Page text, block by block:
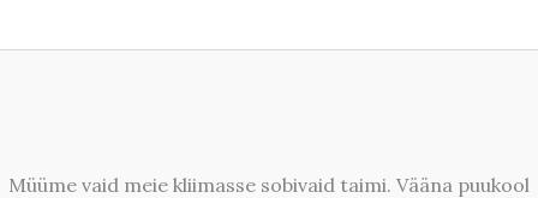
Müüme vaid meie kliimasse sobivaid taimi. Vääna puukool